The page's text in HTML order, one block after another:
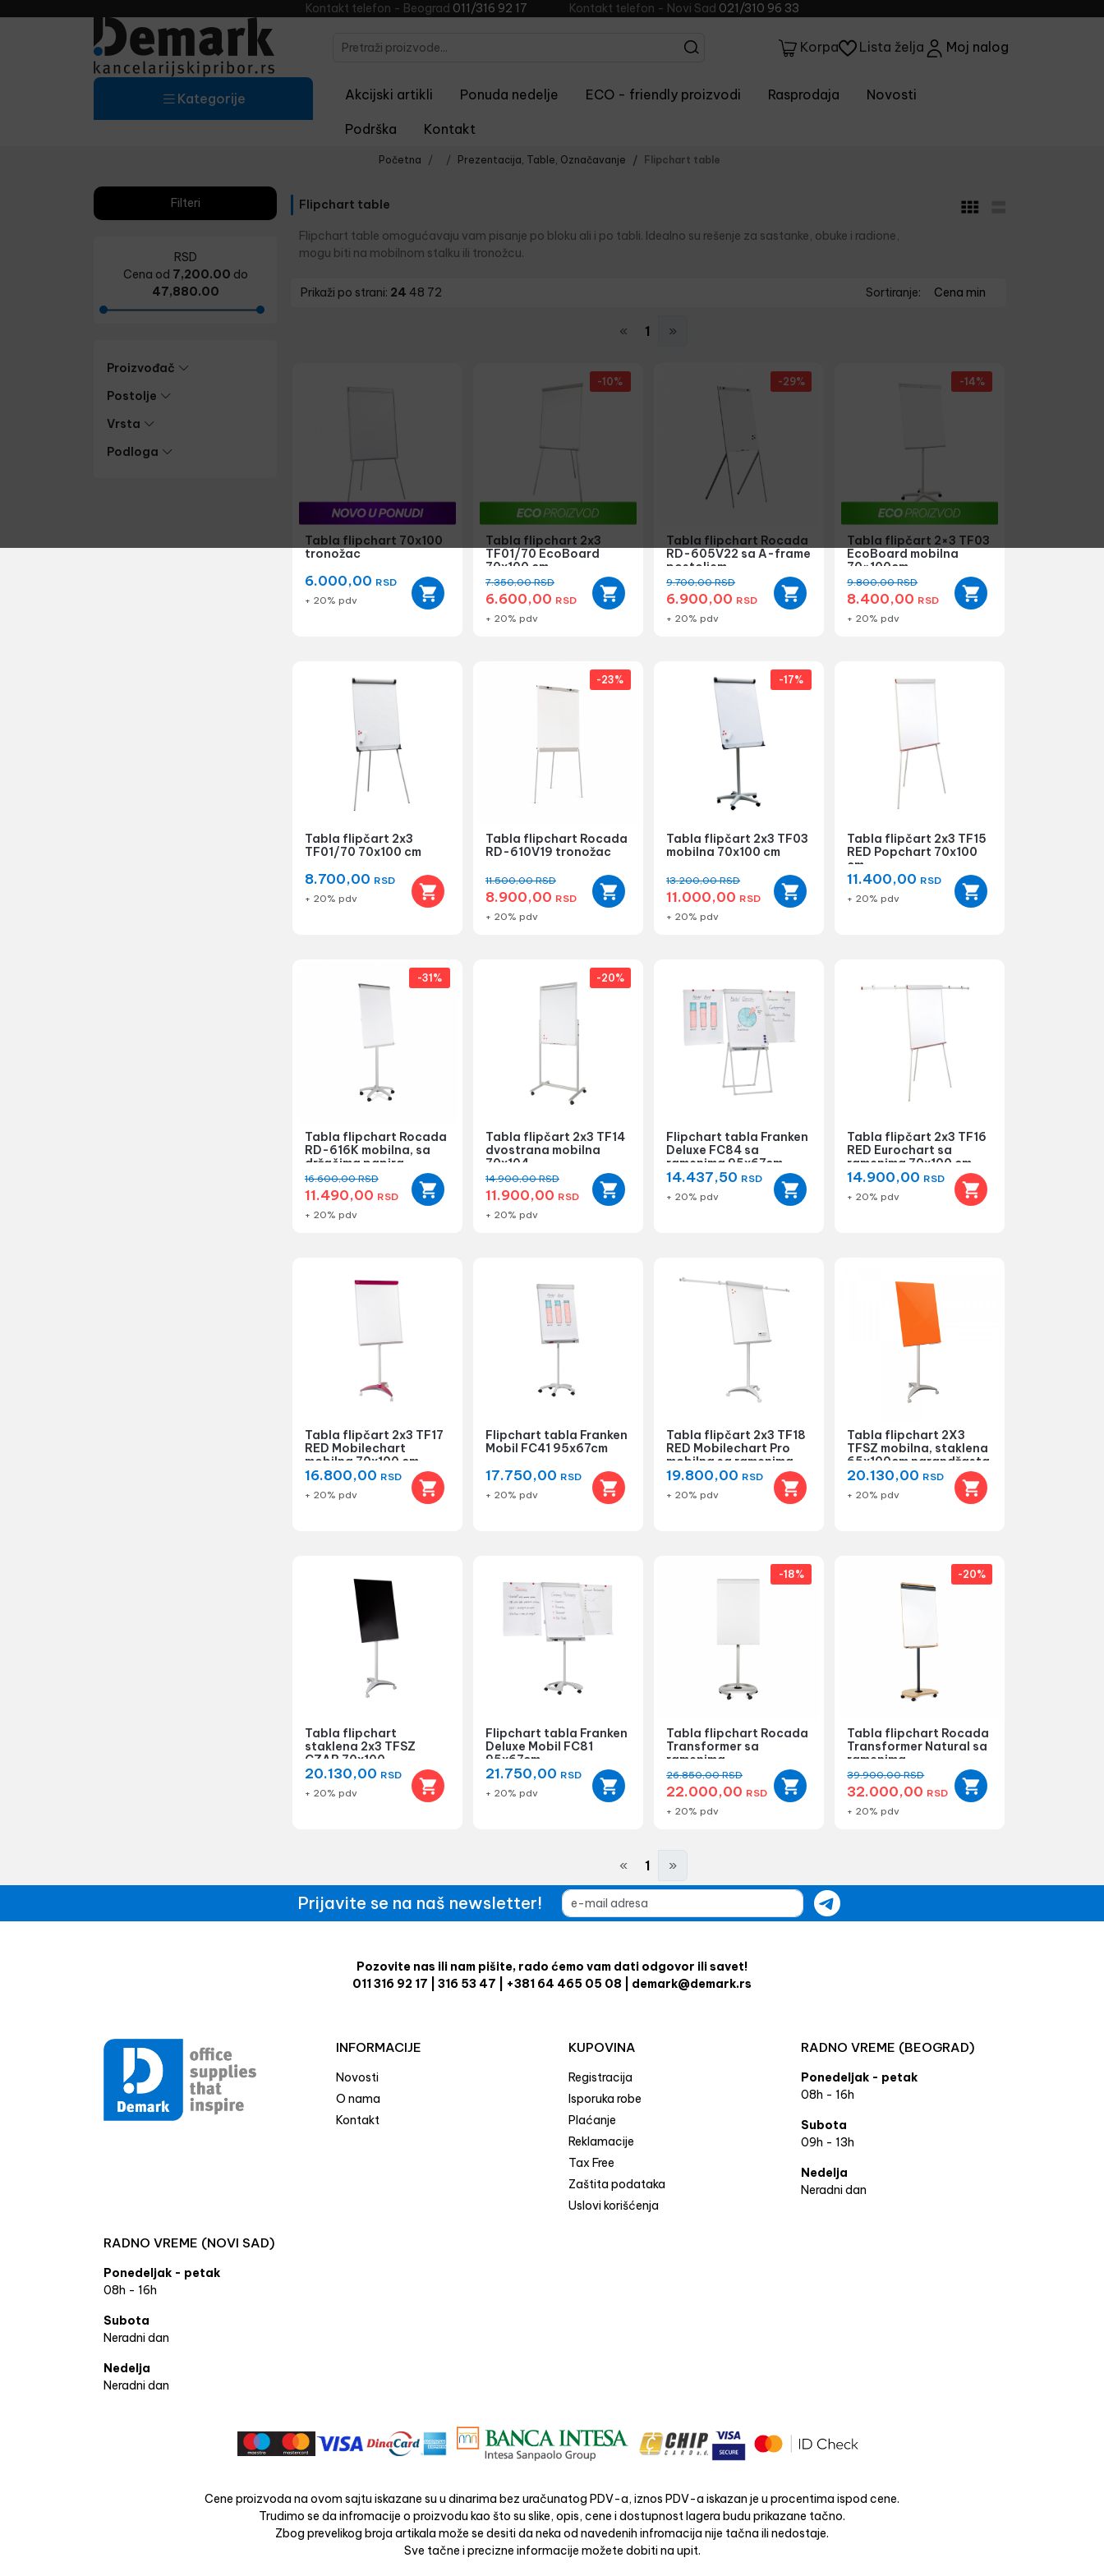
Kontakt telefon - Beograd 011/316 92 17 Kontakt telefon - Novi Sad 021/310 96 33
Moj nalog
Korpa Lista želja
Kategorije Akcijski artikli Ponuda nedelje ECO - friendly proizvodi Rasprodaja Novosti
Podrška Kontakt
Početna Prezentacija, Table, Označavanje Flipchart table
Filteri
RSD
Cena od 7,200.00 do
47,880.00
Proizvođač
Postolje
Vrsta
Podloga
Flipchart table
Flipchart table omogućavaju vam pisanje po bloku ali i po tabli. Idealno su rešenje za sastanke, obuke i radione,
mogu biti na mobilnom stalku ili tronožcu.
Prikaži po strani: 24 48 72 Sortiranje: Cena min
« 1 »
Tabla flipchart 70x100
tronožac
6.000,00 RSD
+ 20% pdv
Tabla flipchart 2x3
TF01/70 EcoBoard
70x100 cm
7.350,00RSD
6.600,00 RSD
-10%
+ 20% pdv
Tabla flipchart Rocada
RD-605V22 sa A-frame
postoljem
9.700,00RSD
6.900,00 RSD
-29%
+ 20% pdv
Tabla flipčart 2×3 TF03
EcoBoard mobilna
70×100cm
9.800,00RSD
8.400,00 RSD
-14%
+ 20% pdv
Tabla flipčart 2x3
TF01/70 70x100 cm
8.700,00 RSD
+ 20% pdv
Tabla flipchart Rocada
RD-610V19 tronožac
11.500,00RSD
8.900,00 RSD
-23%
+ 20% pdv
Tabla flipčart 2x3 TF03
mobilna 70x100 cm
13.200,00RSD
11.000,00 RSD
-17%
+ 20% pdv
Tabla flipčart 2x3 TF15
RED Popchart 70x100
cm
11.400,00 RSD
+ 20% pdv
Tabla flipchart Rocada
RD-616K mobilna, sa
držačima papira
16.600,00RSD
11.490,00 RSD
-31%
+ 20% pdv
Tabla flipčart 2x3 TF14
dvostrana mobilna
70x104
14.900,00RSD
11.900,00 RSD
-20%
+ 20% pdv
Flipchart tabla Franken
Deluxe FC84 sa
ramenima 95x67cm
14.437,50 RSD
+ 20% pdv
Tabla flipčart 2x3 TF16
RED Eurochart sa
ramenima 70x100 cm
14.900,00 RSD
+ 20% pdv
Tabla flipčart 2x3 TF17
RED Mobilechart
mobilna 70x100 cm
16.800,00 RSD
+ 20% pdv
Flipchart tabla Franken
Mobil FC41 95x67cm
17.750,00 RSD
+ 20% pdv
Tabla flipčart 2x3 TF18
RED Mobilechart Pro
mobilna sa ramenima
70...
19.800,00 RSD
+ 20% pdv
Tabla flipchart 2X3
TFSZ mobilna, staklena
65x100cm narandžasta
20.130,00 RSD
+ 20% pdv
Tabla flipchart
staklena 2x3 TFSZ
CZAR 70x100
20.130,00 RSD
+ 20% pdv
Flipchart tabla Franken
Deluxe Mobil FC81
95x67cm
21.750,00 RSD
+ 20% pdv
Tabla flipchart Rocada
Transformer sa
ramenima
26.850,00RSD
22.000,00 RSD
-18%
+ 20% pdv
Tabla flipchart Rocada
Transformer Natural sa
ramenima
39.900,00RSD
32.000,00 RSD
-20%
+ 20% pdv
« 1 »
Prijavite se na naš newsletter!
Pozovite nas ili nam pišite, rado ćemo vam dati odgovor ili savet!
011 316 92 17 | 316 53 47 | +381 64 465 05 08 | demark@demark.rs
INFORMACIJE
Novosti
O nama
Kontakt
KUPOVINA
Registracija
Isporuka robe
Plaćanje
Reklamacije
Tax Free
Zaštita podataka
Uslovi korišćenja
RADNO VREME (BEOGRAD)
Ponedeljak - petak
08h - 16h
Subota
09h - 13h
Nedelja
Neradni dan
RADNO VREME (NOVI SAD)
Ponedeljak - petak
08h - 16h
Subota
Neradni dan
Nedelja
Neradni dan
Cene proizvoda na ovom sajtu iskazane su u dinarima bez uračunatog PDV-a, iznos PDV-a iskazan je u procentima ispod cene.
Trudimo se da infromacije o proizvodu kao što su slike, opis, cene i dostupnost lagera budu prikazane tačno.
Zbog prevelikog broja artikala može se desiti da neka od navedenih infromacija nije tačna ili nedostaje.
Sve tačne i precizne informacije možete dobiti na upit.